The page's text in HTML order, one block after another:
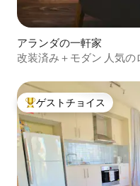
アランダの一軒家
改装済み＋モダン 人気の
大好評のゲストチョイス
ゲストチョイス